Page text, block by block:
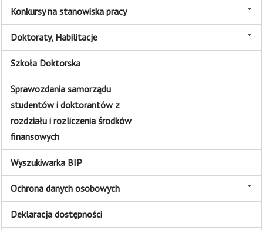
Konkursy na stanowiska pracy
Doktoraty, Habilitacje
Szkoła Doktorska
Sprawozdania samorządu
studentów i doktorantów z
rozdziału i rozliczenia środków
finansowych
Wyszukiwarka BIP
Ochrona danych osobowych
Deklaracja dostępności